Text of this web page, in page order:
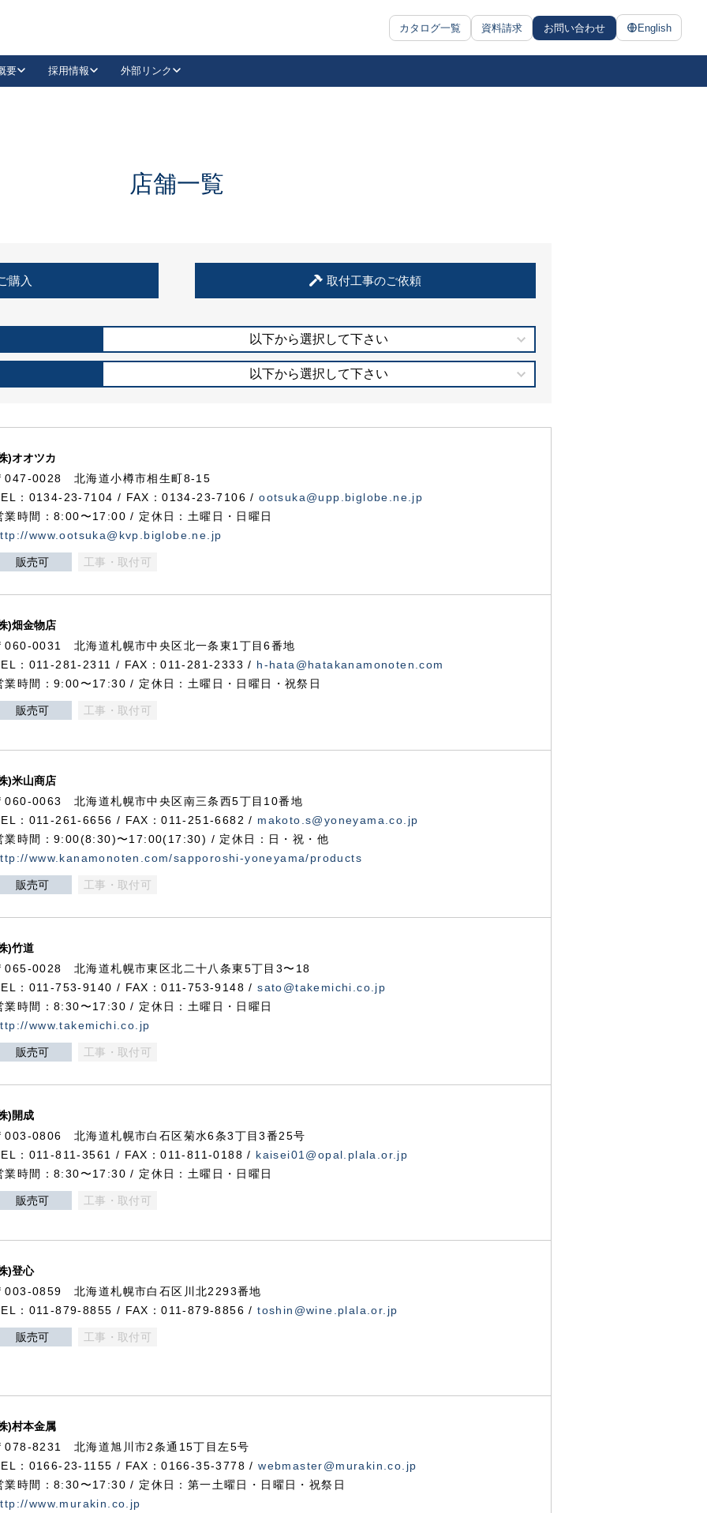
カタログ一覧 資料請求 お問い合わせ English
抗ウイルス・抗菌製品
要 採用情報 外部リンク
LinkedIn
住宅使用部材標準化推進協議会
店舗一覧
購入 取付工事のご依頼
以下から選択して下さい
以下から選択して下さい
)オオツカ
047-0028 北海道小樽市相生町8-15
：0134-23-7104 / FAX：0134-23-7106 /ootsuka@upp.biglobe.ne.jp
業時間：8:00〜17:00 / 定休日：土曜日・日曜日
www.ootsuka@kvp.biglobe.ne.jp
販売可 工事・取付可
)畑金物店
060-0031 北海道札幌市中央区北一条東1丁目6番地
：011-281-2311 / FAX：011-281-2333 / h-hata@hatakanamonoten.com
業時間：9:00〜17:30 / 定休日：土曜日・日曜日・祝祭日
販売可 工事・取付可
)米山商店
060-0063 北海道札幌市中央区南三条西5丁目10番地
：011-261-6656 / FAX：011-251-6682 / makoto.s@yoneyama.co.jp
業時間：9:00(8:30)〜17:00(17:30) / 定休日：日・祝・他
www.kanamonoten.com/sapporoshi-yoneyama/products
販売可 工事・取付可
)竹道
065-0028 北海道札幌市東区北二十八条東5丁目3〜18
：011-753-9140 / FAX：011-753-9148 /sato@takemichi.co.jp
業時間：8:30〜17:30 / 定休日：土曜日・日曜日
www.takemichi.co.jp
販売可 工事・取付可
)開成
003-0806 北海道札幌市白石区菊水6条3丁目3番25号
：011-811-3561 / FAX：011-811-0188 / kaisei01@opal.plala.or.jp
業時間：8:30〜17:30 / 定休日：土曜日・日曜日
販売可 工事・取付可
)登心
003-0859 北海道札幌市白石区川北2293番地
：011-879-8855 / FAX：011-879-8856 /toshin@wine.plala.or.jp
販売可 工事・取付可
)村本金属
078-8231 北海道旭川市2条通15丁目左5号
：0166-23-1155 / FAX：0166-35-3778 /webmaster@murakin.co.jp
業時間：8:30〜17:30 / 定休日：第一土曜日・日曜日・祝祭日
www.murakin.co.jp